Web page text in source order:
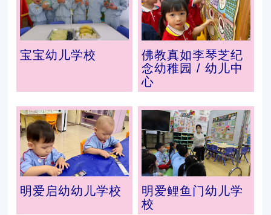
宝宝幼儿学校
佛教真如李琴芝纪
念幼稚园 / 幼儿中
心
明爱启幼幼儿学校
明爱鲤鱼门幼儿学
校